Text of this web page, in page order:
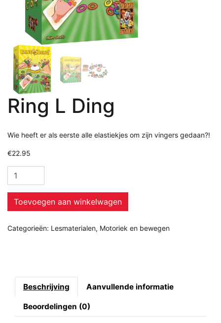
Ring L Ding
Wie heeft er als eerste alle elastiekjes om zijn vingers gedaan?!
€22.95
Toevoegen aan winkelwagen
Categorieën: Lesmaterialen, Motoriek en bewegen
Beschrijving Aanvullende informatie
Beoordelingen (0)